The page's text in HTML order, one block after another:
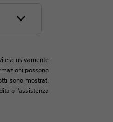
esclusivamente
possono
sono mostrati
o l’assistenza